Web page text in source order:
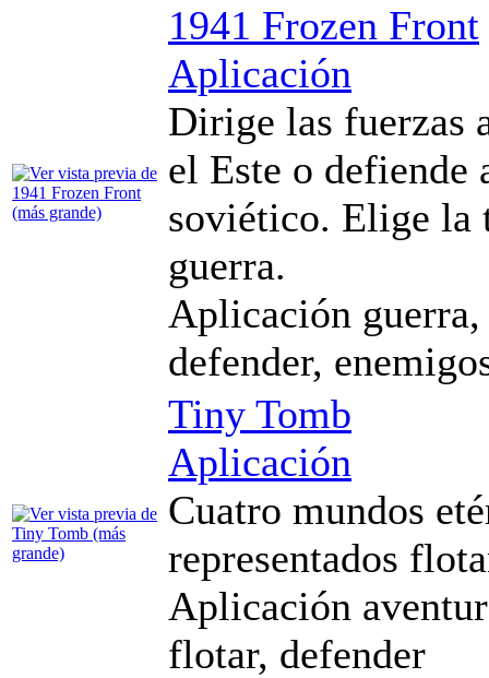
1941 Frozen Front
Aplicación
Dirige las fuerzas
el Este o defiende
soviético. Elige la
guerra.
Aplicación guerra,
defender,
Tiny Tomb
Aplicación
Cuatro mundos
representados
Aplicación
flotar, defender